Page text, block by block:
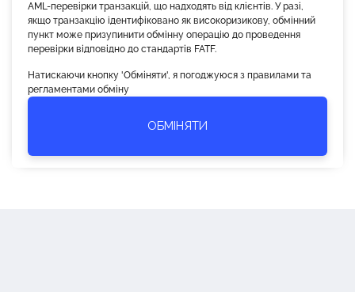
AML-перевірки транзакцій, що надходять від клієнтів. У разі,
якщо транзакцію ідентифіковано як високоризикову, обмінний
пункт може призупинити обмінну операцію до проведення
перевірки відповідно до стандартів FATF.
Натискаючи кнопку 'Обміняти', я погоджуюся з правилами та
регламентами обміну
ОБМІНЯТИ